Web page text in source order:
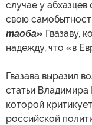
случае у
свою
таоба» Гвазаву,
надежду, что «в
Гвазава выразил
статьи
которой
российской